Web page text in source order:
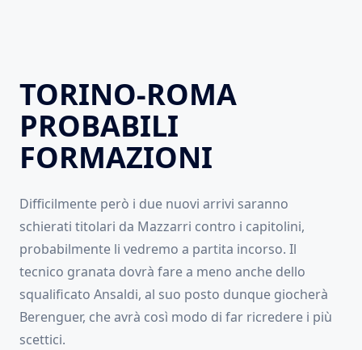
TORINO-ROMA
PROBABILI
FORMAZIONI
Difficilmente però i due nuovi arrivi saranno
schierati titolari da Mazzarri contro i capitolini,
probabilmente li vedremo a partita incorso. Il
tecnico granata dovrà fare a meno anche dello
squalificato Ansaldi, al suo posto dunque giocherà
Berenguer, che avrà così modo di far ricredere i più
scettici.